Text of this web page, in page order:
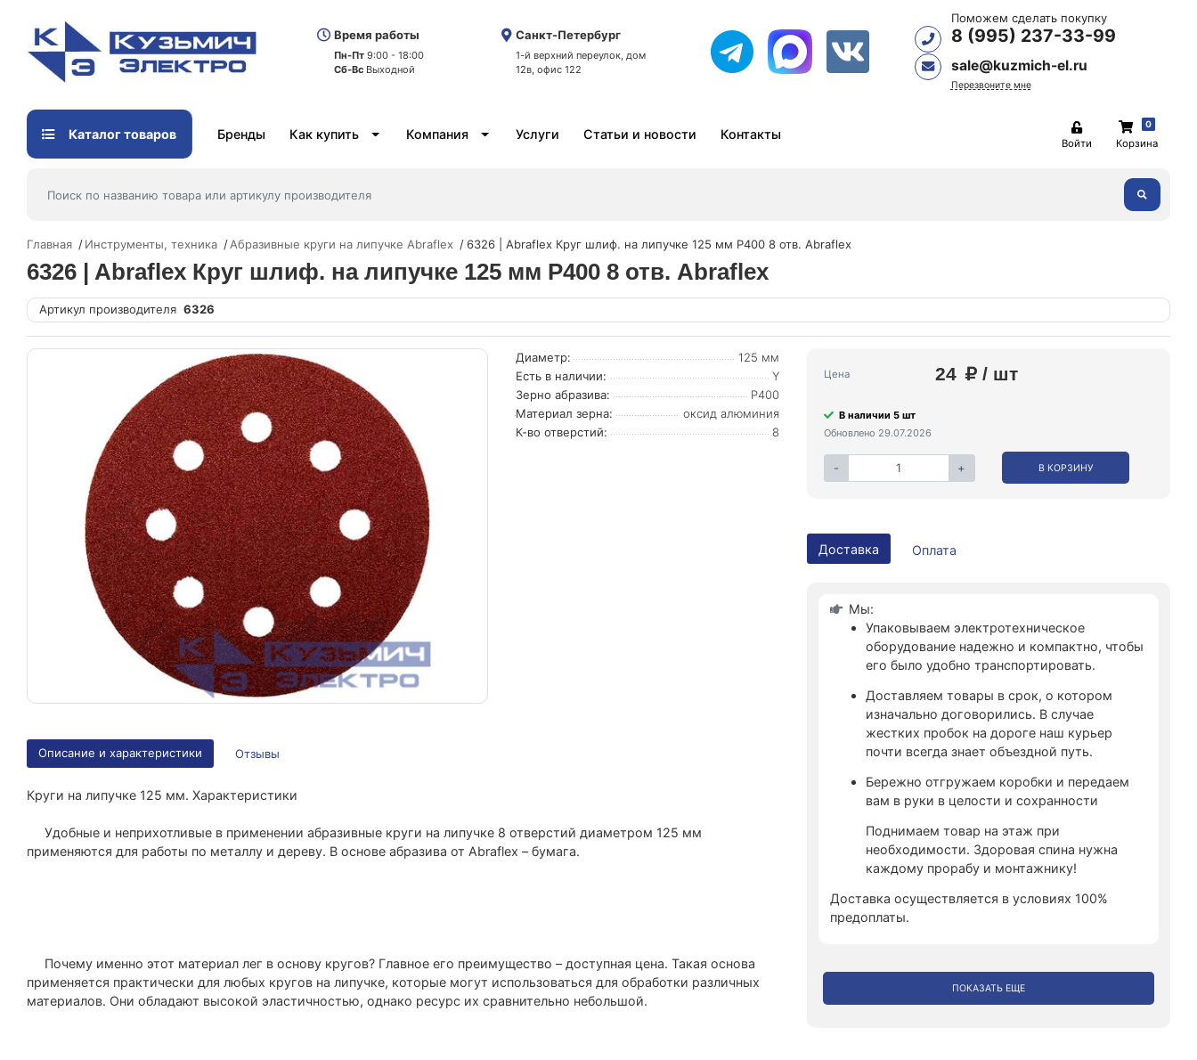
Время работы
Пн-Пт 9:00 - 18:00
Сб-Вс Выходной
Санкт-Петербург
1-й верхний переулок, дом
12в, офис 122
Поможем сделать покупку
8 (995) 237-33-99
sale@kuzmich-el.ru
Перезвоните мне
Каталог товаров Бренды Как купить Компания Услуги Статьи и новости Контакты
Войти
0
Корзина
Главная Инструменты, техника Абразивные круги на липучке Abraflex 6326 | Abraflex Круг шлиф. на липучке 125 мм P400 8 отв. Abraflex
6326 | Abraflex Круг шлиф. на липучке 125 мм P400 8 отв. Abraflex
Артикул производителя 6326
Диаметр:
125 мм
Есть в наличии:
Y
Зерно абразива:
P400
Материал зерна:
оксид алюминия
К-во отверстий:
8
Цена 24 / шт
В наличии 5 шт
Обновлено 29.07.2026
- + В КОРЗИНУ
Доставка Оплата
Мы:
Упаковываем электротехническое
оборудование надежно и компактно, чтобы
его было удобно транспортировать.
Доставляем товары в срок, о котором
изначально договорились. В случае
жестких пробок на дороге наш курьер
почти всегда знает объездной путь.
Бережно отгружаем коробки и передаем
вам в руки в целости и сохранности
Поднимаем товар на этаж при
необходимости. Здоровая спина нужна
каждому прорабу и монтажнику!
Доставка осуществляется в условиях 100%
предоплаты.
ПОКАЗАТЬ ЕЩЕ
Описание и характеристики Отзывы
Круги на липучке 125 мм. Характеристики
Удобные и неприхотливые в применении абразивные круги на липучке 8 отверстий диаметром 125 мм
применяются для работы по металлу и дереву. В основе абразива от Abraflex – бумага.
Почему именно этот материал лег в основу кругов? Главное его преимущество – доступная цена. Такая основа
применяется практически для любых кругов на липучке, которые могут использоваться для обработки различных
материалов. Они обладают высокой эластичностью, однако ресурс их сравнительно небольшой.